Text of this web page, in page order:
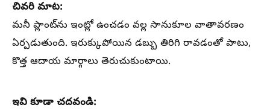
చివరి మాట:
మనీ ప్లాంట్‌ను ఇంట్లో ఉంచడం వల్ల సానుకూల వాతావరణం
ఏర్పడుతుంది. ఇరుక్కుపోయిన డబ్బు తిరిగి రావడంతో పాటు,
కొత్త ఆదాయ మార్గాలు తెరుచుకుంటాయి.
ఇవి కూడా చదవండి: